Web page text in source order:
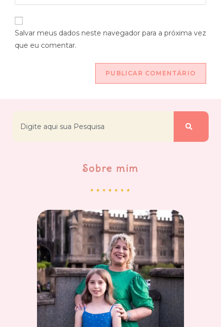
Salvar meus dados neste navegador para a próxima vez
que eu comentar.
Sobre mim